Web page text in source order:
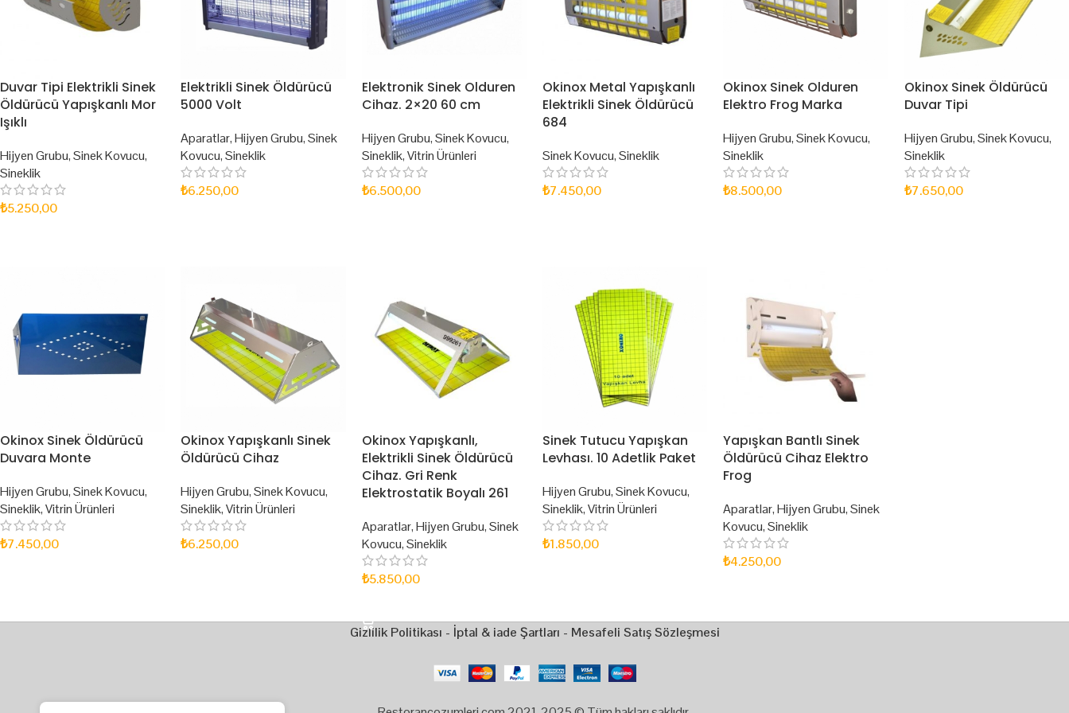
Duvar Tipi Elektrikli Sinek
Öldürücü Yapışkanlı Mor
Işıklı
Hijyen Grubu,Sinek Kovucu,
Sineklik
₺5.250,00
Elektrikli Sinek Öldürücü
5000 Volt
Aparatlar,Hijyen Grubu,Sinek
Kovucu,Sineklik
₺6.250,00
Elektronik Sinek Olduren
Cihaz. 2×20 60 cm
Hijyen Grubu,Sinek Kovucu,
Sineklik,Vitrin Ürünleri
₺6.500,00
Okinox Metal Yapışkanlı
Elektrikli Sinek Öldürücü
684
Sinek Kovucu,Sineklik
₺7.450,00
Okinox Sinek Olduren
Elektro Frog Marka
Hijyen Grubu,Sinek Kovucu,
Sineklik
₺8.500,00
Okinox Sinek Öldürücü
Duvar Tipi
Hijyen Grubu,Sinek Kovucu,
Sineklik
₺7.650,00
Okinox Sinek Öldürücü
Duvara Monte
Hijyen Grubu,Sinek Kovucu,
Sineklik,Vitrin Ürünleri
₺7.450,00
Okinox Yapışkanlı Sinek
Öldürücü Cihaz
Hijyen Grubu,Sinek Kovucu,
Sineklik,Vitrin Ürünleri
₺6.250,00
Okinox Yapışkanlı,
Elektrikli Sinek Öldürücü
Cihaz. Gri Renk
Elektrostatik Boyalı 261
Aparatlar,Hijyen Grubu,Sinek
Kovucu,Sineklik
₺5.850,00
Sinek Tutucu Yapışkan
Levhası. 10 Adetlik Paket
Hijyen Grubu,Sinek Kovucu,
Sineklik,Vitrin Ürünleri
₺1.850,00
Yapışkan Bantlı Sinek
Öldürücü Cihaz Elektro
Frog
Aparatlar,Hijyen Grubu,Sinek
Kovucu,Sineklik
₺4.250,00
Gizlilik Politikası - İptal & iade Şartları - Mesafeli Satış Sözleşmesi